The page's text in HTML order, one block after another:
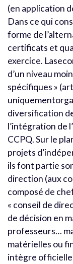
(en application
Dans ce qui
forme de
certificats et
exercice.
d’un niveau
spécifiques »
diversification
l’intégration de
CCPQ. Sur le
projets
ils font partie
direction (aux
composé de
« conseil de
de décision en
professeurs…
matérielles ou
intègre